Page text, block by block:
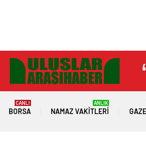
BORSA
CANLI
NAMAZ VAKITLERI
ANLIK